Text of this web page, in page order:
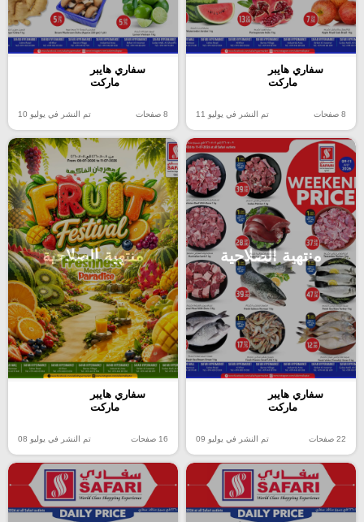
سفاري هايبر
ماركت
8 صفحات تم النشر في يوليو 11
سفاري هايبر
ماركت
8 صفحات تم النشر في يوليو 10
منتهية الصلاحية
سفاري هايبر
ماركت
22 صفحات تم النشر في يوليو 09
منتهية الصلاحية
سفاري هايبر
ماركت
16 صفحات تم النشر في يوليو 08